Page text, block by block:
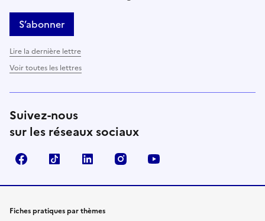
S’abonner
Lire la dernière lettre
Voir toutes les lettres
Suivez-nous
sur les réseaux sociaux
FacebookTikTok LinkedIn Instagram
Fiches pratiques par thèmes